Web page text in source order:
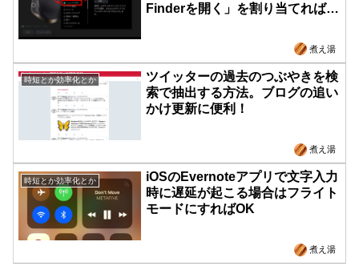
Finderを開く」を割り当てれば解
煮え湯
時短とか効率化とか
ツイッターの過去のつぶやきを検
索で抽出する方法。ブログの追い
かけ更新に便利！
煮え湯
時短とか効率化とか
iOSのEvernoteアプリで文字入力
時に遅延が起こる場合はフライト
モードにすればOK
煮え湯